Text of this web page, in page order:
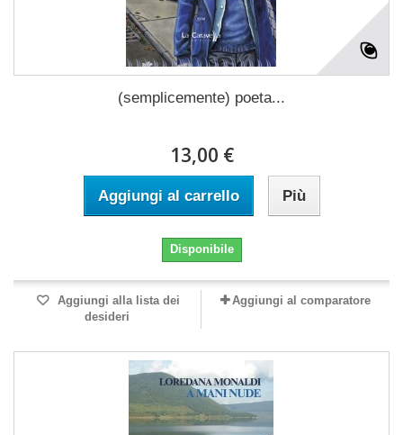
(semplicemente) poeta...
13,00 €
Aggiungi al carrello Più
Disponibile
Aggiungi alla lista dei
desideri
Aggiungi al comparatore